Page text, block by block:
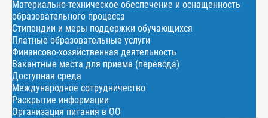
Материально-техническое обеспечение и оснащенность
образовательного процесса
Стипендии и меры поддержки обучающихся
Платные образовательные услуги
Финансово-хозяйственная деятельность
Вакантные места для приема (перевода)
Доступная среда
Международное сотрудничество
Раскрытие информации
Организация питания в ОО